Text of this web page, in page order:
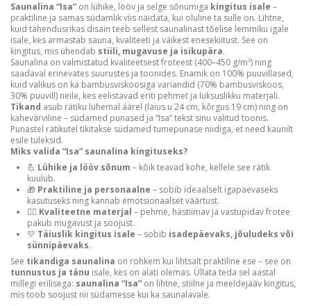
Saunalina “Isa” on lühike, lööv ja selge sõnumiga kingitus isale –
praktiline ja samas südamlik viis näidata, kui oluline ta sulle on. Lihtne,
kuid tähendusrikas disain teeb sellest saunalinast tõelise lemmiku igale
isale, kes armastab sauna, kvaliteeti ja väikest enesekiitust. See on
kingitus, mis ühendab stiili, mugavuse ja isikupära.
Saunalina on valmistatud kvaliteetsest froteest (400–450 g/m²) ning
saadaval erinevates suurustes ja toonides. Enamik on 100% puuvillased,
kuid valikus on ka bambusviskoosiga variandid (70% bambusviskoos,
30% puuvill) neile, kes eelistavad eriti pehmet ja luksuslikku materjali.
Tikand asub rätiku lühemal äärel (laius u 24 cm, kõrgus 19 cm) ning on
kahevärviline – südamed punased ja “Isa” tekst sinu valitud toonis.
Punastel rätikutel tikitakse südamed tumepunase niidiga, et need kaunilt
esile tuleksid.
Miks valida “Isa” saunalina kingituseks?
💪 Lühike ja lööv sõnum – kõik teavad kohe, kellele see rätik
kuulub.
🎁 Praktiline ja personaalne – sobib ideaalselt igapäevaseks
kasutuseks ning kannab emotsionaalset väärtust.
🧖‍♂️ Kvaliteetne materjal – pehme, hästiimav ja vastupidav frotee
pakub mugavust ja soojust.
💛 Täiuslik kingitus isale – sobib isadepäevaks, jõuludeks või
sünnipäevaks.
See tikandiga saunalina on rohkem kui lihtsalt praktiline ese – see on
tunnustus ja tänu isale, kes on alati olemas. Üllata teda sel aastal
millegi erilisega: saunalina “Isa” on lihtne, stiilne ja meeldejääv kingitus,
mis toob soojust nii südamesse kui ka saunalavale.